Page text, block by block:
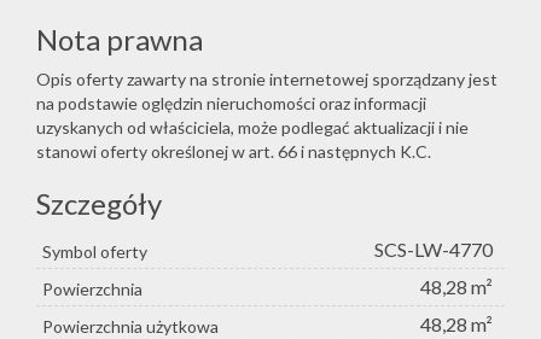
Nota prawna
Opis oferty zawarty na stronie internetowej sporządzany jest
na podstawie oględzin nieruchomości oraz informacji
uzyskanych od właściciela, może podlegać aktualizacji i nie
stanowi oferty określonej w art. 66 i następnych K.C.
Szczegóły
Symbol oferty SCS-LW-4770
Powierzchnia 48,28 m²
Powierzchnia użytkowa 48,28 m²